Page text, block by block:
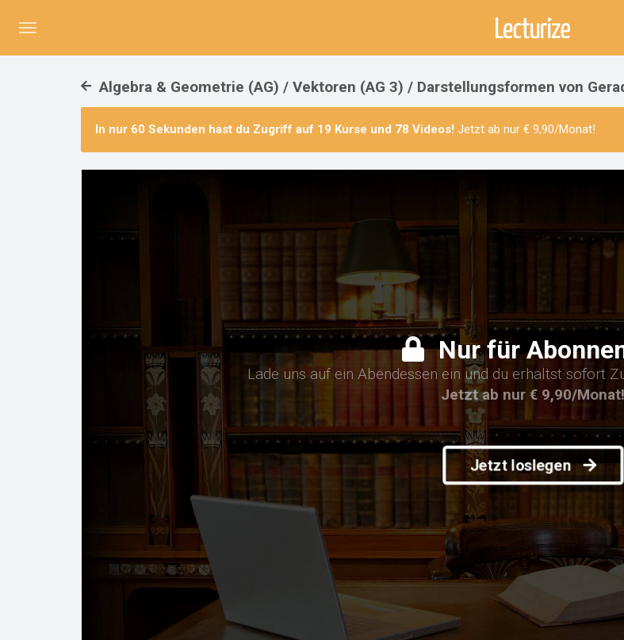
Menü
Algebra & Geometrie (AG) / Vektoren (AG 3) / Darstellungsformen von
In nur 60 Sekunden hast du Zugriff auf 19 Kurse und 78 Videos! Jetzt ab nur € 9,90/Monat!
Nur für
Lade uns auf ein Abendessen ein und du erhältst sofort
Jetzt ab nur € 9,90/Monat!
Jetzt loslegen